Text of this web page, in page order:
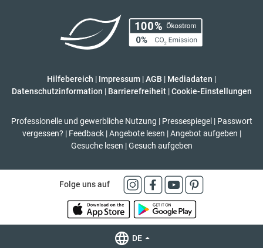
Hilfebereich | Impressum |AGB | Mediadaten |
Datenschutzinformation | Barrierefreiheit | Cookie-Einstellungen
Professionelle und gewerbliche Nutzung | Pressespiegel | Passwort
vergessen? | Feedback | Angebote lesen | Angebot aufgeben |
Gesuche lesen | Gesuch aufgeben
Folge uns auf
DE